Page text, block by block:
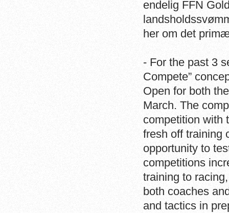
endelig FFN
her om det
- For the past 3
Compete”
Open for both
March. The
competition with
fresh off training
opportunity to
competitions
training to
both coaches
and tactics in